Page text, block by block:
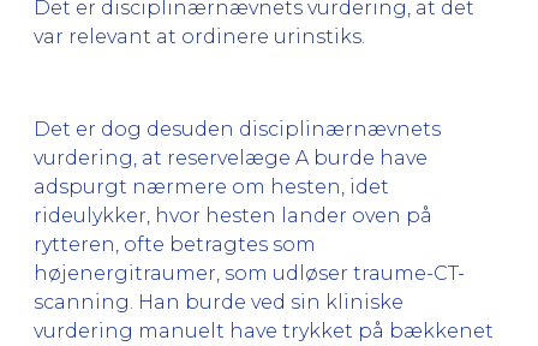
Det er disciplinærnævnets vurdering, at det
var relevant at ordinere urinstiks.
Det er dog desuden disciplinærnævnets
vurdering, at reservelæge A burde have
adspurgt nærmere om hesten, idet
rideulykker, hvor hesten lander oven på
rytteren, ofte betragtes som
højenergitraumer, som udløser traume-CT-
scanning. Han burde ved sin kliniske
vurdering manuelt have trykket på bækkenet